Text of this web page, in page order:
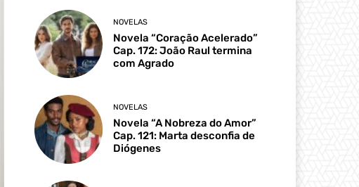
NOVELAS
Novela “Coração Acelerado”
Cap. 172: João Raul termina
com Agrado
NOVELAS
Novela “A Nobreza do Amor”
Cap. 121: Marta desconfia de
Diógenes